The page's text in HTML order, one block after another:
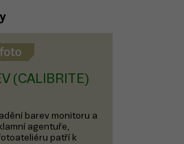
(CALIBRITE)
barev monitoru a
agentuře,
patří k